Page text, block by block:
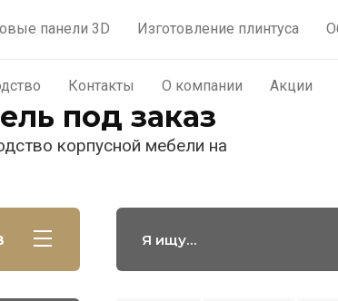
панели 3D Изготовление плинтуса
Контакты О компании Акции
под заказ
корпусной мебели на
Портфолио Производство